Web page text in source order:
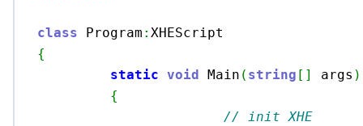
class Program : XHEScript
{
static void Main ( string [ ] args )
{
// init XHE